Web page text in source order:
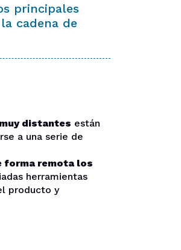
principales
cadena de
distantes están
a una serie de
forma remota los
herramientas
producto y